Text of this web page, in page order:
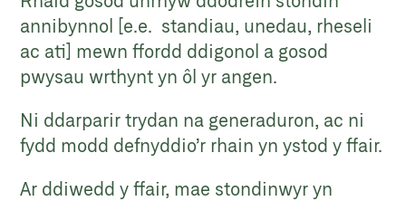
annibynnol [e.e. standiau, unedau, rheseli
ac ati] mewn ffordd ddigonol a gosod
pwysau wrthynt yn ôl yr angen.
Ni ddarparir trydan na generaduron, ac ni
fydd modd defnyddio’r rhain yn ystod y ffair.
Ar ddiwedd y ffair, mae stondinwyr yn